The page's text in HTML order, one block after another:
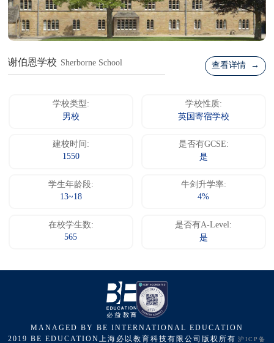
谢伯恩学校 Sherborne School 查看详情 →
学校类型:
男校
学校性质:
英国寄宿学校
建校时间:
1550
是否有GCSE:
是
学生年龄段:
13~18
牛剑升学率:
4%
在校学生数:
565
是否有A-Level:
是
MANAGED BY BE INTERNATIONAL EDUCATION
2019 BE EDUCATION上海必以教育科技有限公司版权所有 沪ICP备